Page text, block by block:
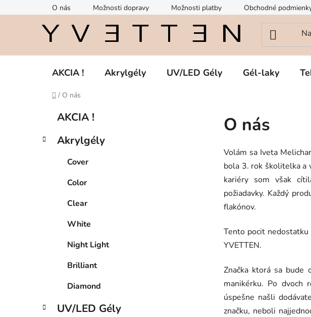
na
O nás Možnosti dopravy Možnosti platby Obchodné
AKCIA ! Akrylgély UV/LED Gély Gél-laky
Domov
/ O nás
č
Preskočiť
kategórie
e
AKCIA !
Akrylgély
Cover
Color
Clear
White
Night Light
Brilliant
Diamond
UV/LED Gély
O nás
Volám sa Iveta
bola 3. rok školitelka a
kariéry som však
požiadavky. Každý
flakónov.
Tento pocit
YVETTEN.
Značka ktorá sa bude
manikérku. Po dvoch
úspešne našli
značku, neboli